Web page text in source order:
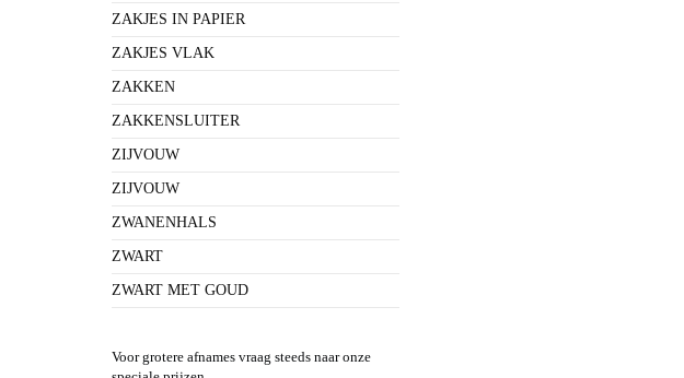
ZAKJES IN PAPIER
ZAKJES VLAK
ZAKKEN
ZAKKENSLUITER
ZIJVOUW
ZIJVOUW
ZWANENHALS
ZWART
ZWART MET GOUD
Voor grotere afnames vraag steeds naar onze